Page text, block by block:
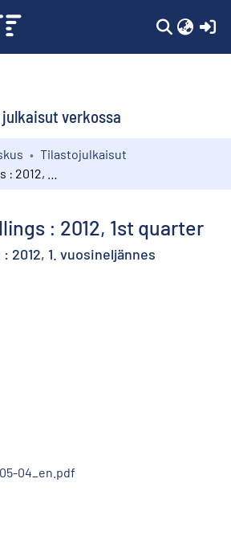
verkossa
Tilastojulkaisut
: 2012, 1st quarter
2012, 1. vuosineljännes
04_en.pdf